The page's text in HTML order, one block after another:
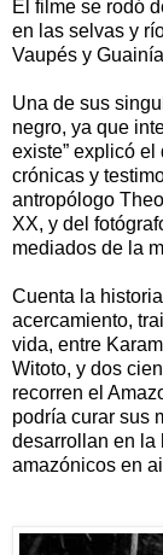
El filme se rodó
en las selvas y
Vaupés y
Una de sus
negro, ya que
existe” explicó
crónicas y
antropólogo
XX, y del
mediados de la
Cuenta la
acercamiento,
vida, entre
Witoto, y dos
recorren el
podría curar sus
desarrollan en la
amazónicos en